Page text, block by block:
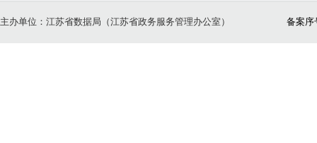
主办单位：江苏省数据局（江苏省政务服务管理办公室） 备案序